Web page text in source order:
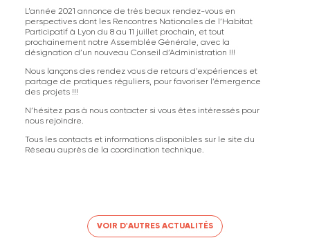
L’année 2021 annonce de très beaux rendez-vous en
perspectives dont les Rencontres Nationales de l’Habitat
Participatif à Lyon du 8 au 11 juillet prochain, et tout
prochainement notre Assemblée Générale, avec la
désignation d’un nouveau Conseil d’Administration !!!
Nous lançons des rendez vous de retours d’expériences et
partage de pratiques réguliers, pour favoriser l’émergence
des projets !!!
N’hésitez pas à nous contacter si vous êtes intéressés pour
nous rejoindre.
Tous les contacts et informations disponibles sur le site du
Réseau auprès de la coordination technique.
VOIR D'AUTRES ACTUALITÉS